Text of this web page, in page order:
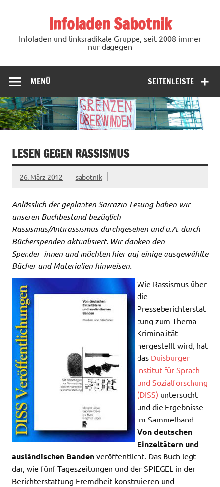
Infoladen Sabotnik
Infoladen und linksradikale Gruppe, seit 2008 immer
nur dagegen
SEITENLEISTE
MENÜ
LESEN GEGEN RASSISMUS
26. März 2012 sabotnik
Anlässlich der geplanten Sarrazin-Lesung haben wir
unseren Buchbestand bezüglich
Rassismus/Antirassismus durchgesehen und u.A. durch
Bücherspenden aktualisiert. Wir danken den
Spender_innen und möchten hier auf einige ausgewählte
Bücher und Materialien hinweisen.
Wie Rassismus über
die
Presseberichterstat
tung zum Thema
Kriminalität
hergestellt wird, hat
das Duisburger
Institut für Sprach-
und Sozialforschung
(DISS) untersucht
und die Ergebnisse
im Sammelband
Von deutschen
Einzeltätern und
ausländischen Banden veröffentlicht. Das Buch legt
dar, wie fünf Tageszeitungen und der SPIEGEL in der
Berichterstattung Fremdheit konstruieren und